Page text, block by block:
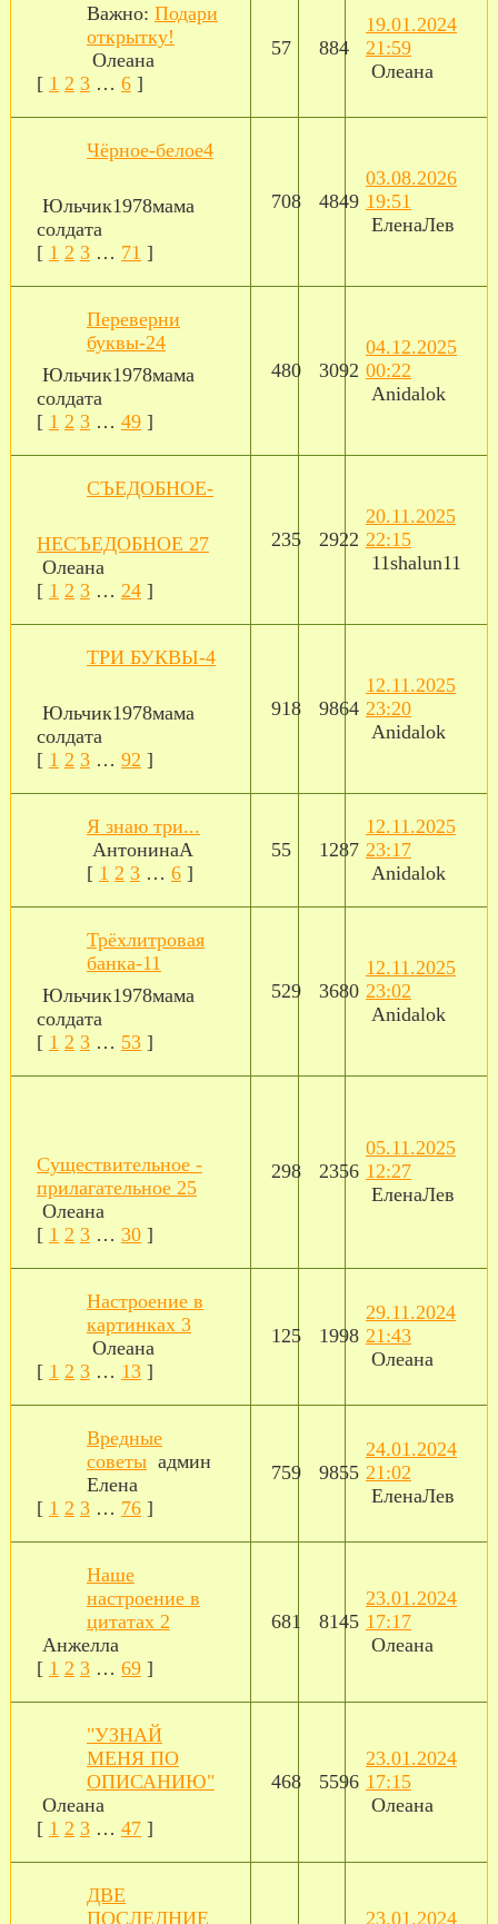
Важно: Подари
открытку!
Олеана
[ 1 2 3 … 6 ]
57 884
19.01.2024
21:59
Олеана
Чёрное-белое4
Юльчик1978мама
солдата
[ 1 2 3 … 71 ]
708 4849
03.08.2026
19:51
ЕленаЛев
Переверни
буквы-24
Юльчик1978мама
солдата
[ 1 2 3 … 49 ]
480 3092
04.12.2025
00:22
Anidalok
СЪЕДОБНОЕ-
НЕСЪЕДОБНОЕ 27
Олеана
[ 1 2 3 … 24 ]
235 2922
20.11.2025
22:15
11shalun11
ТРИ БУКВЫ-4
Юльчик1978мама
солдата
[ 1 2 3 … 92 ]
918 9864
12.11.2025
23:20
Anidalok
Я знаю три...
АнтонинаА
[ 1 2 3 … 6 ]
55 1287
12.11.2025
23:17
Anidalok
Трёхлитровая
банка-11
Юльчик1978мама
солдата
[ 1 2 3 … 53 ]
529 3680
12.11.2025
23:02
Anidalok
Существительное -
прилагательное 25
Олеана
[ 1 2 3 … 30 ]
298 2356
05.11.2025
12:27
ЕленаЛев
Настроение в
картинках 3
Олеана
[ 1 2 3 … 13 ]
125 1998
29.11.2024
21:43
Олеана
Вредные
советы админ
Елена
[ 1 2 3 … 76 ]
759 9855
24.01.2024
21:02
ЕленаЛев
Наше
настроение в
цитатах 2
Анжелла
[ 1 2 3 … 69 ]
681 8145
23.01.2024
17:17
Олеана
"УЗНАЙ
МЕНЯ ПО
ОПИСАНИЮ"
Олеана
[ 1 2 3 … 47 ]
468 5596
23.01.2024
17:15
Олеана
ДВЕ
ПОСЛЕДНИЕ
23.01.2024